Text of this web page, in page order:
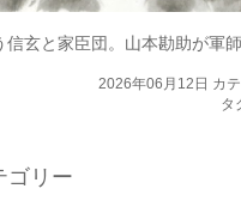
信玄と家臣団。山本勘助が軍師
2026年06月12日 カテ
タ
ゴリー